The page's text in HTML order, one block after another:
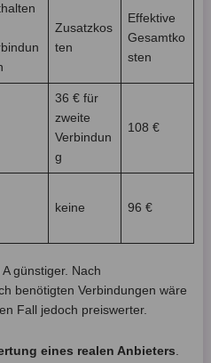
Zusatzkos
ten
Effektive
Gesamtko
sten
36 € für
zweite
Verbindun
g
108 €
keine 96 €
günstiger. Nach
benötigten Verbindungen wäre
Fall jedoch preiswerter.
eines realen Anbieters.